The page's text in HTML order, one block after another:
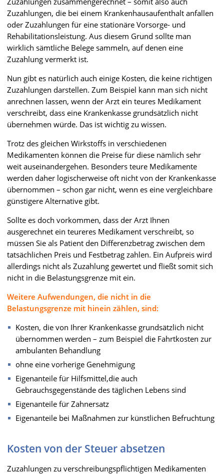
Zuzahlungen, die bei einem Krankenhausaufenthalt anfallen
oder Zuzahlungen für eine stationäre Vorsorge- und
Rehabilitationsleistung. Aus diesem Grund sollte man
wirklich sämtliche Belege sammeln, auf denen eine
Zuzahlung vermerkt ist.
Nun gibt es natürlich auch einige Kosten, die keine richtigen
Zuzahlungen darstellen. Zum Beispiel kann man sich nicht
anrechnen lassen, wenn der Arzt ein teures Medikament
verschreibt, dass eine Krankenkasse grundsätzlich nicht
übernehmen würde. Das ist wichtig zu wissen.
Trotz des gleichen Wirkstoffs in verschiedenen
Medikamenten können die Preise für diese nämlich sehr
weit auseinandergehen. Besonders teure Medikamente
werden daher logischerweise oft nicht von der Krankenkasse
übernommen – schon gar nicht, wenn es eine vergleichbare
günstigere Alternative gibt.
Sollte es doch vorkommen, dass der Arzt Ihnen
ausgerechnet ein teureres Medikament verschreibt, so
müssen Sie als Patient den Differenzbetrag zwischen dem
tatsächlichen Preis und Festbetrag zahlen. Ein Aufpreis wird
allerdings nicht als Zuzahlung gewertet und fließt somit sich
nicht in die Belastungsgrenze mit ein.
Weitere Aufwendungen, die nicht in die
Belastungsgrenze mit hinein zählen, sind:
Kosten, die von Ihrer Krankenkasse grundsätzlich nicht
übernommen werden – zum Beispiel die Fahrtkosten zur
ambulanten Behandlung
ohne eine vorherige Genehmigung
Eigenanteile für Hilfsmittel,die auch
Gebrauchsgegenstände des täglichen Lebens sind
Eigenanteile für Zahnersatz
Eigenanteile bei Maßnahmen zur künstlichen Befruchtung
Kosten von der Steuer absetzen
Zuzahlungen zu verschreibungspflichtigen Medikamenten